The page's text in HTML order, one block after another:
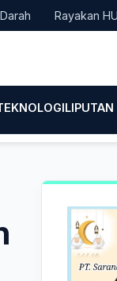
Rayakan HUT ke-